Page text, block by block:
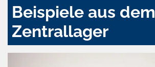
Beispiele aus dem
Zentrallager